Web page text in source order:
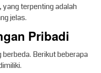
yang terpenting adalah
jelas.
Pribadi
Berikut beberapa